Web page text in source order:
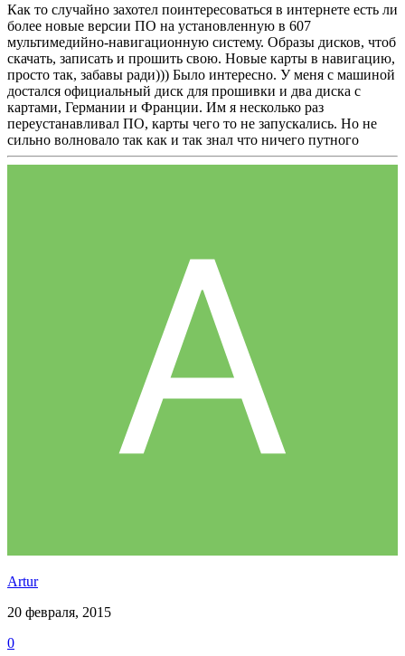
Как то случайно захотел поинтересоваться в интернете есть ли
более новые версии ПО на установленную в 607
мультимедийно-навигационную систему. Образы дисков, чтоб
скачать, записать и прошить свою. Новые карты в навигацию,
просто так, забавы ради))) Было интересно. У меня с машиной
достался официальный диск для прошивки и два диска с
картами, Германии и Франции. Им я несколько раз
переустанавливал ПО, карты чего то не запускались. Но не
сильно волновало так как и так знал что ничего путного
Аrtur
20 февраля, 2015
0